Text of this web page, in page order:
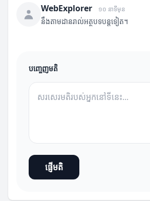
WebExplorer ១០ នាទីមុន
នឹងតាមដានរាល់អត្ថបទបន្តទៀត។
បញ្ចេញមតិ
ផ្ញើមតិ